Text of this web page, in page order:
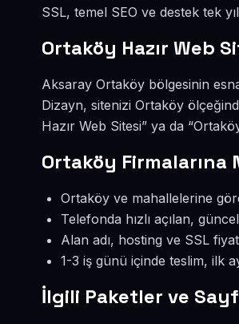
SSL, temel SEO ve destek tek
Ortaköy Hazır Web
Aksaray Ortaköy bölgesinin
Dizayn, sitenizi Ortaköy
Hazır Web Sitesi” ya da
Ortaköy Firmalarına
Ortaköy ve mahallelerine
Telefonda hızlı açılan,
Alan adı, hosting ve SSL
1-3 iş günü içinde teslim, ilk
İlgili Paketler ve